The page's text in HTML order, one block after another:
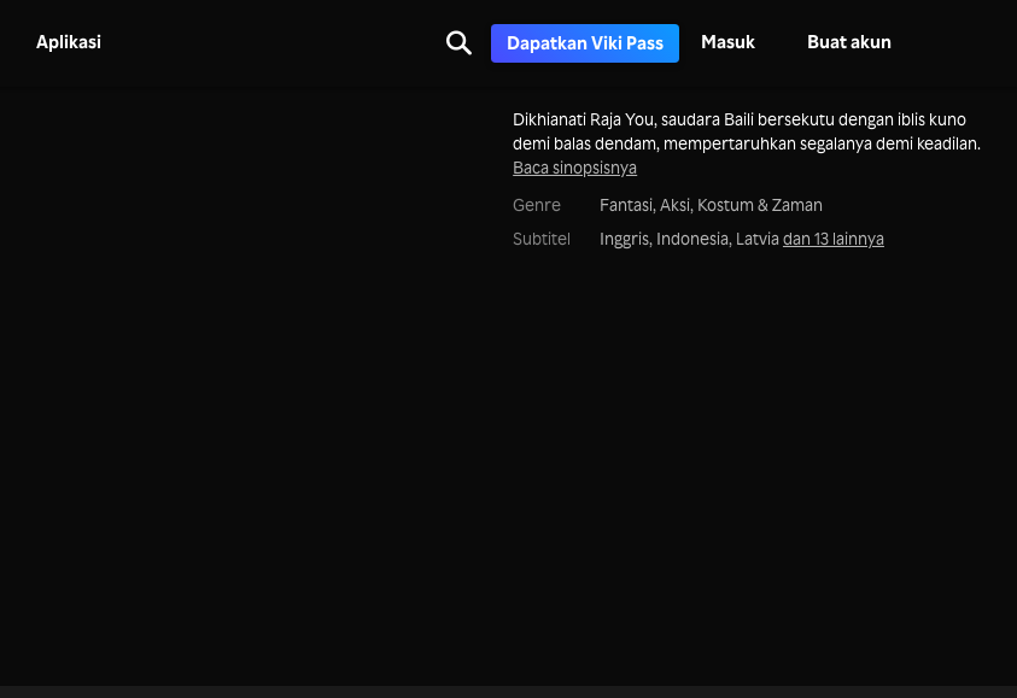
Aplikasi Dapatkan Viki Pass Masuk Buat akun
Dikhianati Raja You, saudara Baili bersekutu dengan iblis kuno
demi balas dendam, mempertaruhkan segalanya demi keadilan.
Baca sinopsisnya
Genre
Fantasi, Aksi, Kostum & Zaman
Subtitel
Inggris, Indonesia, Latviadan 13 lainnya